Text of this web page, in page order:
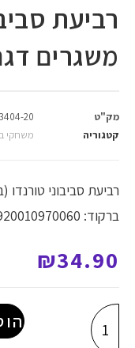
רביעת
משגרים
מק"ט
20
קטגוריה
משחקי
רביעת סביבוני
ברקוד: 6920010970060
₪34.90